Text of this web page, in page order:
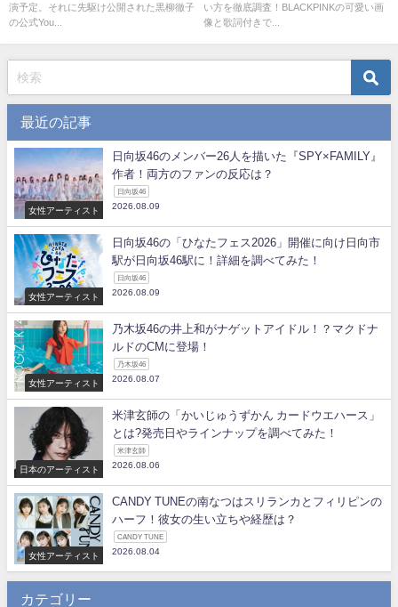
演予定。それに先駆け公開された黒柳徹子
の公式You...
い方を徹底調査！BLACKPINKの可愛い画
像と歌詞付きで...
最近の記事
女性アーティスト
日向坂46のメンバー26人を描いた『SPY×FAMILY』
作者！両方のファンの反応は？
日向坂46
2026.08.09
女性アーティスト
日向坂46の「ひなたフェス2026」開催に向け日向市
駅が日向坂46駅に！詳細を調べてみた！
日向坂46
2026.08.09
女性アーティスト
乃木坂46の井上和がナゲットアイドル！？マクドナ
ルドのCMに登場！
乃木坂46
2026.08.07
日本のアーティスト
米津玄師の「かいじゅうずかん カードウエハース」
とは?発売日やラインナップを調べてみた！
米津玄師
2026.08.06
女性アーティスト
CANDY TUNEの南なつはスリランカとフィリピンの
ハーフ！彼女の生い立ちや経歴は？
CANDY TUNE
2026.08.04
カテゴリー